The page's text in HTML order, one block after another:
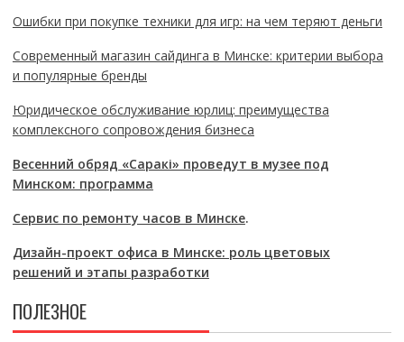
Ошибки при покупке техники для игр: на чем теряют деньги
Современный магазин сайдинга в Минске: критерии выбора
и популярные бренды
Юридическое обслуживание юрлиц: преимущества
комплексного сопровождения бизнеса
Весенний обряд «Саракі» проведут в музее под
Минском: программа
Сервис по ремонту часов в Минске.
Дизайн-проект офиса в Минске: роль цветовых
решений и этапы разработки
ПОЛЕЗНОЕ